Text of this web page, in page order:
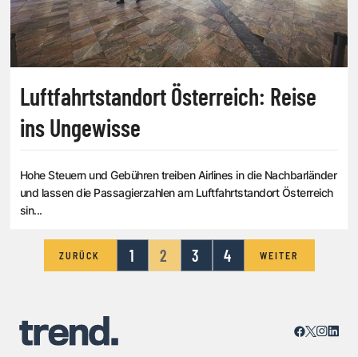
Luftfahrtstandort Österreich: Reise
ins Ungewisse
Hohe Steuern und Gebühren treiben Airlines in die Nachbarländer
und lassen die Passagierzahlen am Luftfahrtstandort Österreich
sin...
ZURÜCK 1 2 3 4 WEITER